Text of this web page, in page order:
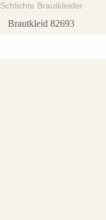
Schlichte Brautkleider
Brautkleid 82693